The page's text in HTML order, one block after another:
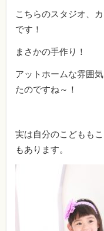
こちらのスタジオ、
です！
まさかの手作り！
アットホームな雰囲
たのですね～！
実は自分のこどもも
もあります。